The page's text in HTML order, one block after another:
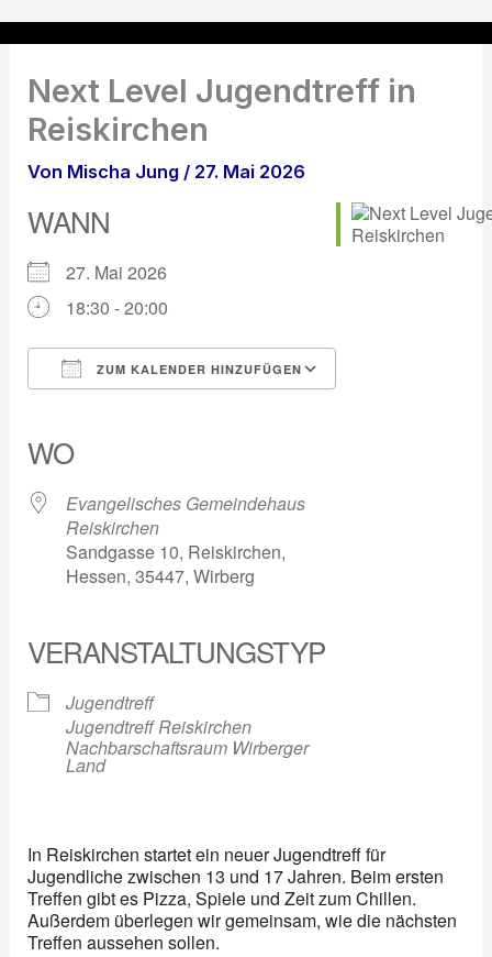
Inhalt
Next Level Jugendtreff in
Reiskirchen
Von Mischa Jung / 27. Mai 2026
WANN
27. Mai 2026
18:30 - 20:00
ZUM KALENDER HINZUFÜGEN
WO
Evangelisches Gemeindehaus
Reiskirchen
Sandgasse 10, Reiskirchen,
Hessen, 35447, Wirberg
VERANSTALTUNGSTYP
Jugendtreff
Jugendtreff Reiskirchen
Nachbarschaftsraum Wirberger
Land
In Reiskirchen startet ein neuer Jugendtreff für
Jugendliche zwischen 13 und 17 Jahren. Beim ersten
Treffen gibt es Pizza, Spiele und Zeit zum Chillen.
Außerdem überlegen wir gemeinsam, wie die nächsten
Treffen aussehen sollen.